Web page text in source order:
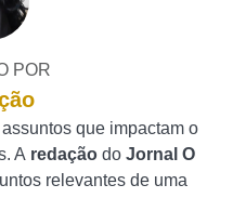
POR
que impactam o
A redação do Jornal O
relevantes de uma